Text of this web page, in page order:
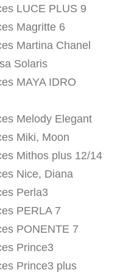
LUCE PLUS 9
Magritte 6
Martina Chanel
Solaris
MAYA IDRO
Melody Elegant
Miki, Moon
Mithos plus 12/14
Nice, Diana
Perla3
PERLA 7
PONENTE 7
Prince3
Prince3 plus